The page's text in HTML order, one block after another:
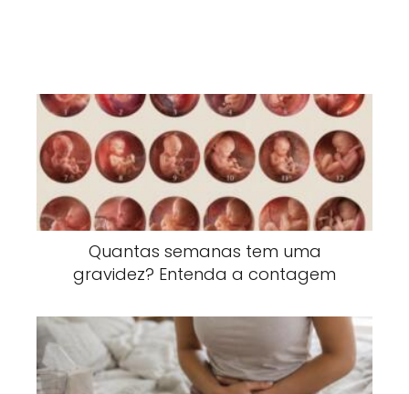
Quantas semanas tem uma
gravidez? Entenda a contagem